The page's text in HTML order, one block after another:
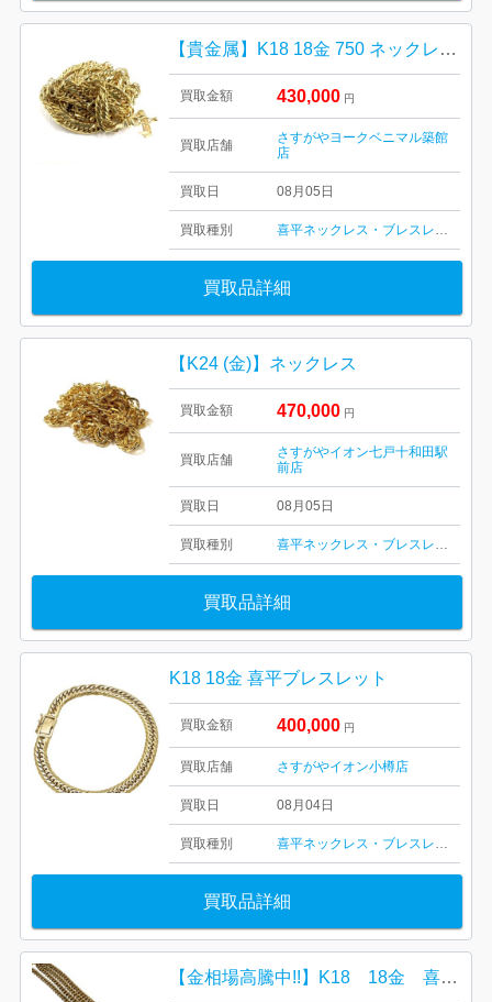
【貴金属】K18 18金 750 ネックレス ジュエリー アクセサリー
買取金額 430,000 円
買取店舗
さすがやヨークベニマル築館
店
買取日 08月05日
買取種別 喜平ネックレス・ブレスレット
買取品詳細
【K24 (金)】ネックレス
買取金額 470,000 円
買取店舗
さすがやイオン七戸十和田駅
前店
買取日 08月05日
買取種別 喜平ネックレス・ブレスレット
買取品詳細
K18 18金 喜平ブレスレット
買取金額 400,000 円
買取店舗 さすがやイオン小樽店
買取日 08月04日
買取種別 喜平ネックレス・ブレスレット
買取品詳細
【金相場高騰中!!】K18 18金 喜平ネックレス